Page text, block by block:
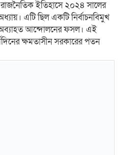
ইতিহাসে ২০২৪ সালের
এটি ছিল একটি নির্বাচনবিমুখ
অব্যাহত আন্দোলনের ফসল। এই
ক্ষমতাসীন সরকারের পতন